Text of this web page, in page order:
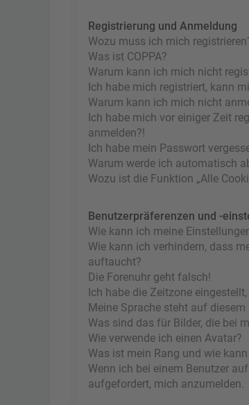
Registrierung und Anmeldung
Wozu muss ich mich
Was ist COPPA?
Warum kann ich mich nicht
Ich habe mich registriert, kann
Warum kann ich mich nicht
Ich habe mich vor einiger Zeit
anmelden?!
Ich habe mein Passwort
Warum werde ich automatisch
Wozu ist die Funktion „Alle
Benutzerpräferenzen und -
Wie kann ich meine
Wie kann ich verhindern, dass
auftaucht?
Die Forenuhr geht falsch!
Ich habe die Zeitzone
Meine Sprache steht auf
Was sind das für Bilder, die bei
Wie verwende ich einen Avatar?
Was ist mein Rang und wie
Wenn ich bei einem Benutzer
aufgefordert, mich anzumelden.